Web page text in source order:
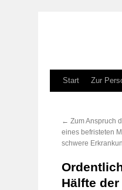
Zum
springen
Start Zur
← Zum Anspruch
eines befristeten
schwere
Hälfte